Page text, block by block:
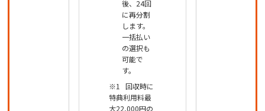
後、24回
に再分割
します。
一括払い
の選択も
可能で
す。
回収時に
特典利用料最
大22,000円の